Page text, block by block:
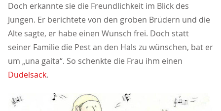
Doch erkannte sie die Freundlichkeit im Blick des
Jungen. Er berichtete von den groben Brüdern und die
Alte sagte, er habe einen Wunsch frei. Doch statt
seiner Familie die Pest an den Hals zu wünschen, bat er
um „una gaita“. So schenkte die Frau ihm einen
Dudelsack.